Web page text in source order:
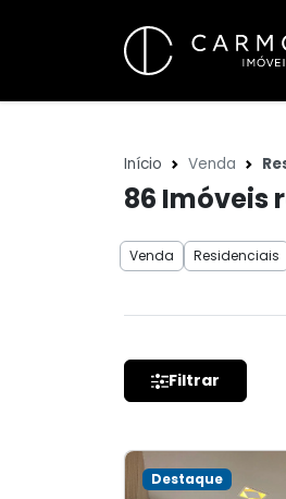
Início Venda
86 Imóveis
Venda Residenciais
Filtrar
Destaque